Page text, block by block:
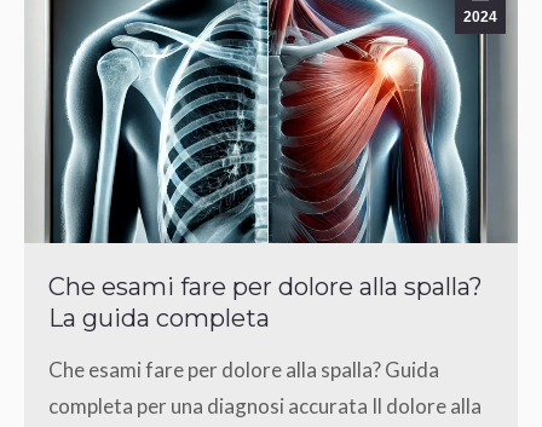
2024
Che esami fare per dolore alla spalla?
La guida completa
Che esami fare per dolore alla spalla? Guida
completa per una diagnosi accurata Il dolore alla